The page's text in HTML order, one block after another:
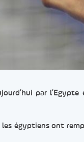
par l’Egypte
égyptiens ont